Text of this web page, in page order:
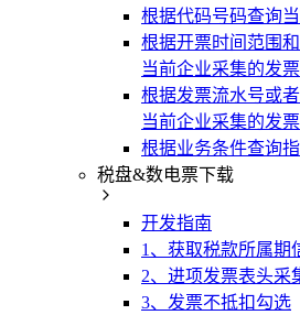
根据代码号码查询
根据开票时间范围
当前企业采集的发票
根据发票流水号或
当前企业采集的发票
根据业务条件查询
税盘&数电票下载
开发指南
1、获取税款所属期
2、进项发票表头采
3、发票不抵扣勾选